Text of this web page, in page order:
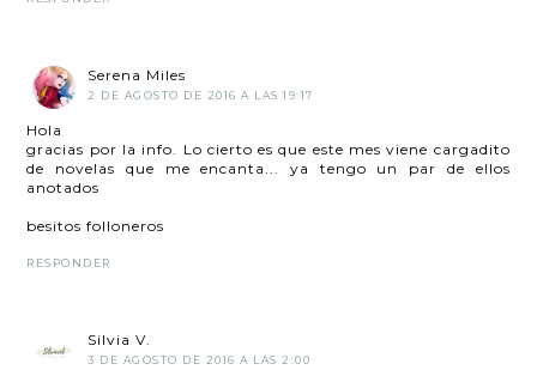
Serena Miles
2 DE AGOSTO DE 2016 A LAS 19:17
Hola
gracias por la info. Lo cierto es que este mes viene cargadito
de novelas que me encanta... ya tengo un par de ellos
anotados
besitos folloneros
RESPONDER
Silvia V.
3 DE AGOSTO DE 2016 A LAS 2:00